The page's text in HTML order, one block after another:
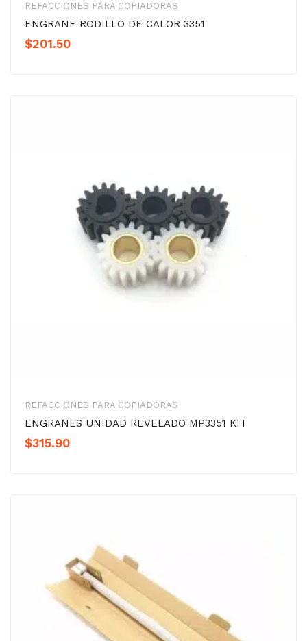
REFACCIONES PARA COPIADORAS
ENGRANE RODILLO DE CALOR 3351
$201.50
REFACCIONES PARA COPIADORAS
ENGRANES UNIDAD REVELADO MP3351 KIT
$315.90